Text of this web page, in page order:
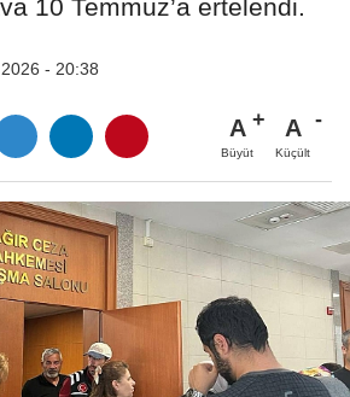
10 Temmuz’a ertelendi.
- 20:38
A
Büyüt
A
Küçült